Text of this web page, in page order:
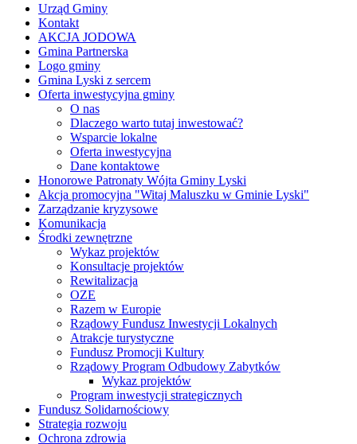
Urząd Gminy
Kontakt
AKCJA JODOWA
Gmina Partnerska
Logo gminy
Gmina Lyski z sercem
Oferta inwestycyjna gminy
O nas
Dlaczego warto tutaj inwestować?
Wsparcie lokalne
Oferta inwestycyjna
Dane kontaktowe
Honorowe Patronaty Wójta Gminy Lyski
Akcja promocyjna "Witaj Maluszku w Gminie Lyski"
Zarządzanie kryzysowe
Komunikacja
Środki zewnętrzne
Wykaz projektów
Konsultacje projektów
Rewitalizacja
OZE
Razem w Europie
Rządowy Fundusz Inwestycji Lokalnych
Atrakcje turystyczne
Fundusz Promocji Kultury
Rządowy Program Odbudowy Zabytków
Wykaz projektów
Program inwestycji strategicznych
Fundusz Solidarnościowy
Strategia rozwoju
Ochrona zdrowia